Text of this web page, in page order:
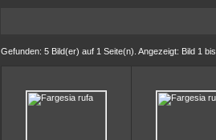
Gefunden: 5 Bild(er) auf 1 Seite(n). Angezeigt: Bild 1